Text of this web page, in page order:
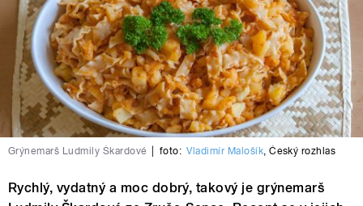
Grýnemarš Ludmily Škardové foto: Vladimír Malošík,Český rozhlas
Rychlý, vydatný a moc dobrý, takový je grýnemarš